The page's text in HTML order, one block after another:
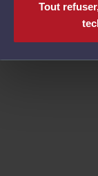
Tout